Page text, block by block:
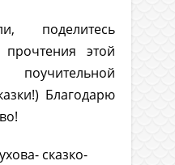
поделитесь
этой
Благодарю
сказко-